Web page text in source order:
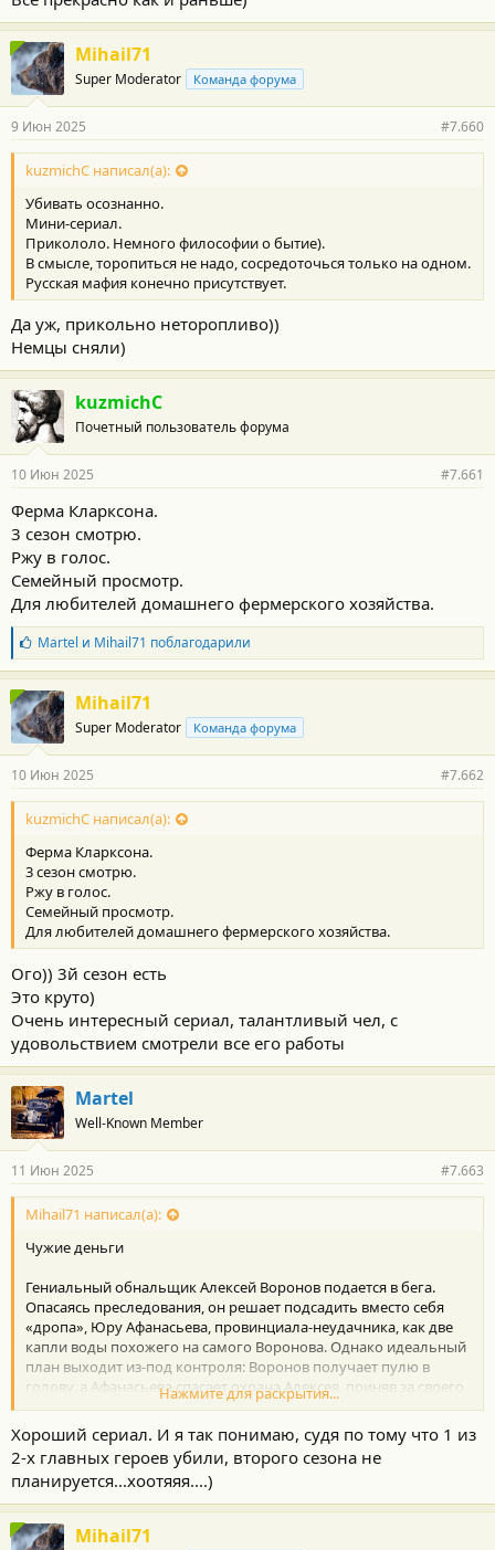
Mihail71
Super Moderator Команда форума
9 Июн 2025 #7.660
kuzmichC написал(а):
Убивать осознанно.
Мини-сериал.
Прикололо. Немного философии о бытие).
В смысле, торопиться не надо, сосредоточься только на одном.
Русская мафия конечно присутствует.
Да уж, прикольно неторопливо))
Немцы сняли)
kuzmichC
Почетный пользователь форума
10 Июн 2025 #7.661
Ферма Кларксона.
3 сезон смотрю.
Ржу в голос.
Семейный просмотр.
Для любителей домашнего фермерского хозяйства.
Б
л
а
г
о
д
а
н
о
с
и
:
Martel и Mihail71 поблагодарили
Mihail71
Super Moderator Команда форума
10 Июн 2025 #7.662
kuzmichC написал(а):
Ферма Кларксона.
3 сезон смотрю.
Ржу в голос.
Семейный просмотр.
Для любителей домашнего фермерского хозяйства.
Ого)) 3й сезон есть
Это круто)
Очень интересный сериал, талантливый чел, с
удовольствием смотрели все его работы
Martel
Well-Known Member
11 Июн 2025 #7.663
Mihail71 написал(а):
Чужие деньги
Гениальный обнальщик Алексей Воронов подается в бега.
Опасаясь преследования, он решает подсадить вместо себя
«дропа», Юру Афанасьева, провинциала-неудачника, как две
капли воды похожего на самого Воронова. Однако идеальный
план выходит из-под контроля: Воронов получает пулю в
голову, а Афанасьева спасает охрана Алексея, приняв за своего
босса. В просторной квартире, на встречах, в постели с его
девушкой Алиной — теперь Афанасьеву придётся занять чужое
место, стать другим человеком и с нуля освоить навыки
гениального афериста, вырваться из-под прицела
криминальных структур, чиновников-коррупционеров и
силовиков. И наконец-то заполучить роскошную жизнь, о
которой он всегда мечтал.
Нажмите для раскрытия...
Хороший сериал. И я так понимаю, судя по тому что 1 из
2-х главных героев убили, второго сезона не
планируется...хоотяяя....)
Mihail71